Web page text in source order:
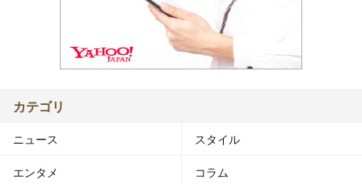
カテゴリ
ニュース スタイル
エンタメ コラム